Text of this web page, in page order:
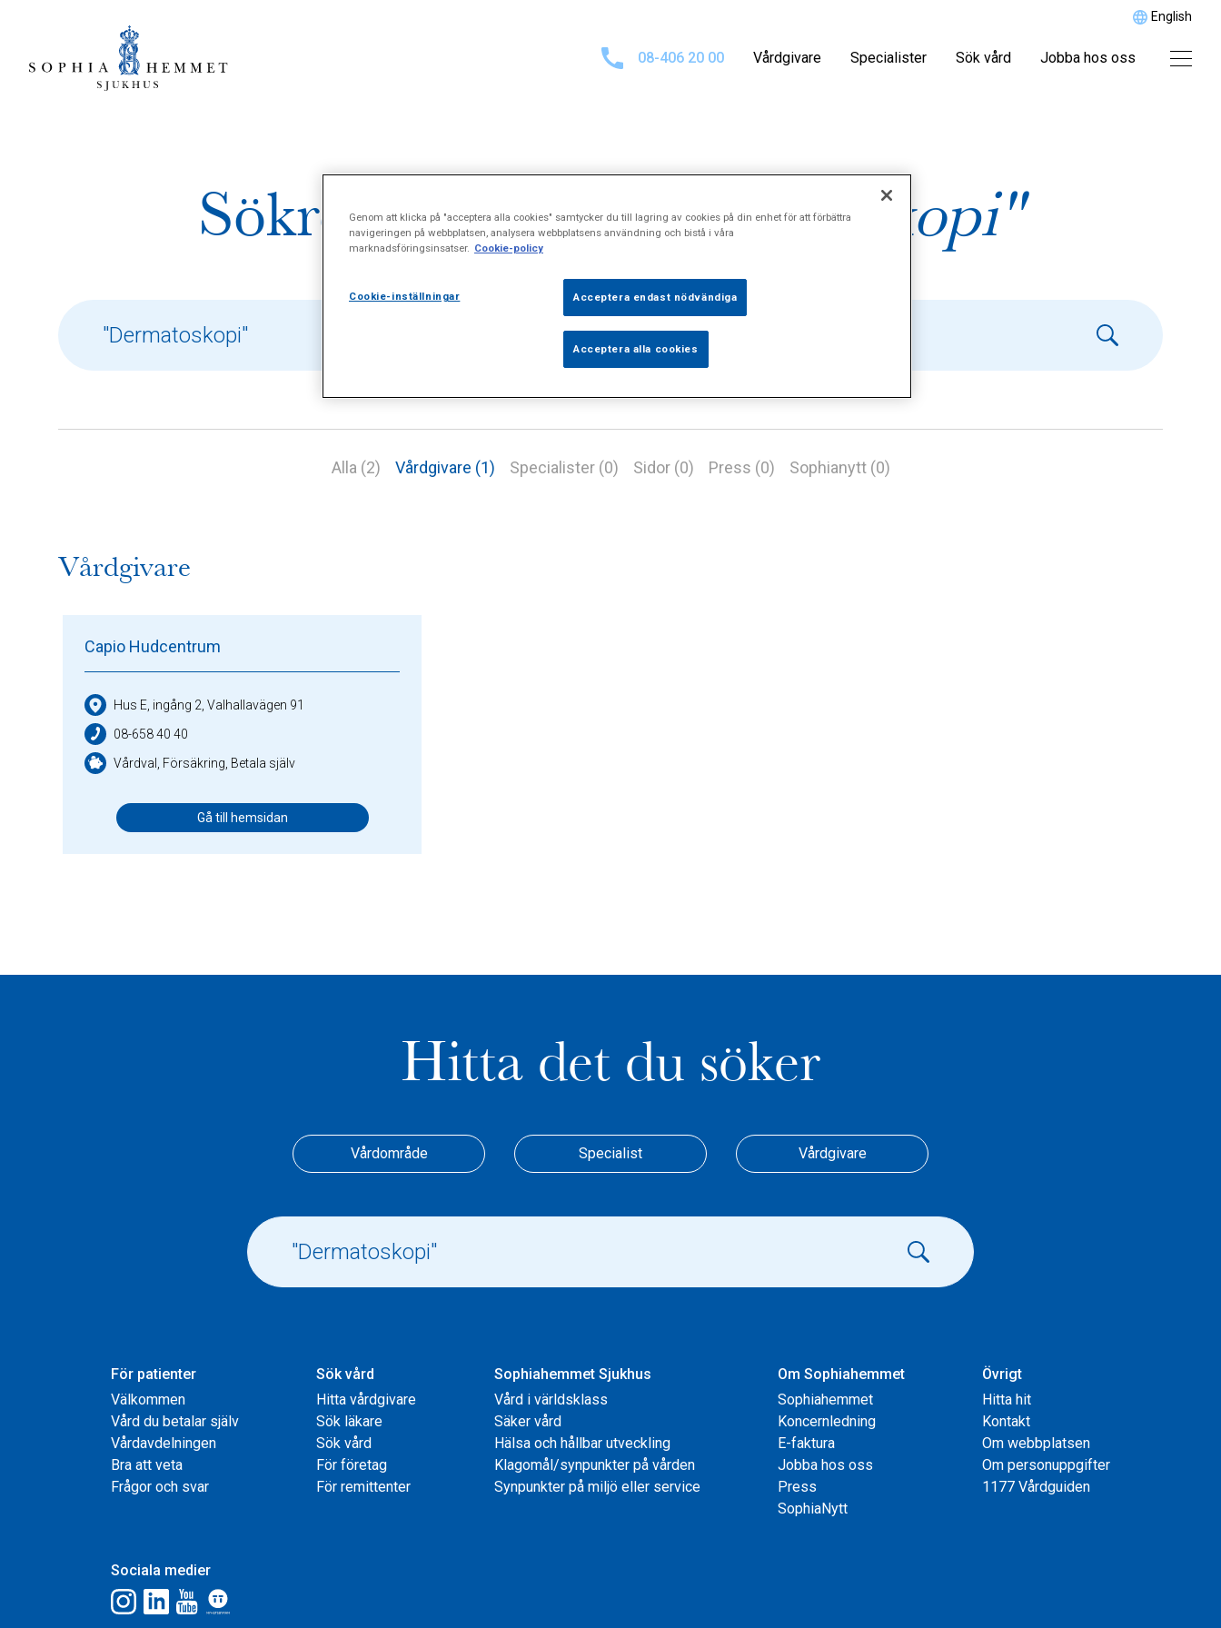
English
08-406 20 00 Vårdgivare Specialister Sök vård Jobba hos oss
Sökresultat för"Dermatoskopi"
Alla (2) Vårdgivare (1) Specialister (0) Sidor (0) Press (0) Sophianytt (0)
Vårdgivare
Capio Hudcentrum
Hus E, ingång 2, Valhallavägen 91
08-658 40 40
Vårdval, Försäkring, Betala själv
Gå till hemsidan
Hitta det du söker
Vårdområde Specialist Vårdgivare
För patienter
Välkommen
Vård du betalar själv
Vårdavdelningen
Bra att veta
Frågor och svar
Sök vård
Hitta vårdgivare
Sök läkare
Sök vård
För företag
För remittenter
Sophiahemmet Sjukhus
Vård i världsklass
Säker vård
Hälsa och hållbar utveckling
Klagomål/synpunkter på vården
Synpunkter på miljö eller service
Om Sophiahemmet
Sophiahemmet
Koncernledning
E-faktura
Jobba hos oss
Press
SophiaNytt
Övrigt
Hitta hit
Kontakt
Om webbplatsen
Om personuppgifter
1177 Vårdguiden
Sociala medier
Genom att klicka på "acceptera alla cookies" samtycker du till lagring av cookies på din enhet för att förbättra
navigeringen på webbplatsen, analysera webbplatsens användning och bistå i våra
marknadsföringsinsatser. Cookie-policy
Cookie-inställningar Acceptera endast nödvändiga
Acceptera alla cookies